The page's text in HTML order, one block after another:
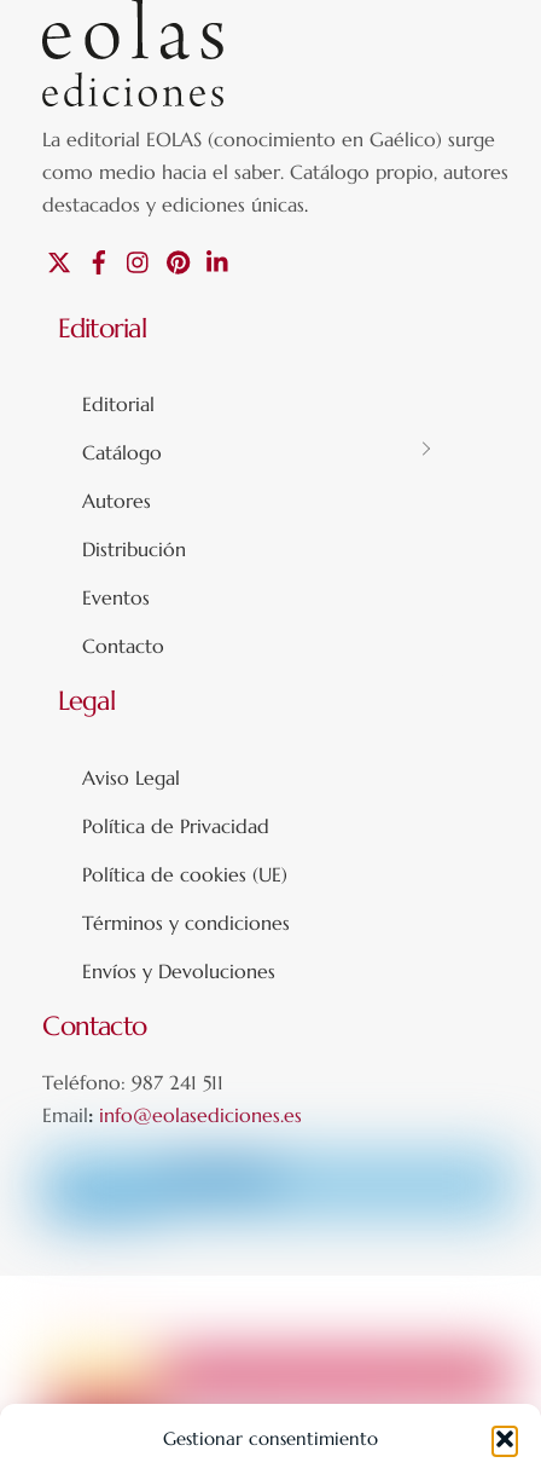
Gestionar consentimiento
La editorial EOLAS (conocimiento en Gaélico) surge
como medio hacia el saber.Catálogo propio, autores
destacados y ediciones únicas.
FacebookInstagramPinterest
Editorial
Editorial
Catálogo
Autores
Distribución
Eventos
Contacto
Legal
Aviso Legal
Política de Privacidad
Política de cookies (UE)
Términos y condiciones
Envíos y Devoluciones
Contacto
Teléfono: 987 241 511
Email: info@eolasediciones.es